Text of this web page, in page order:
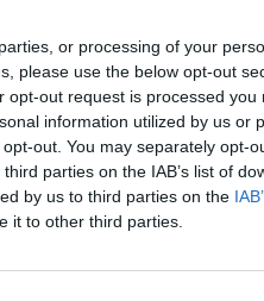
or processing of your
please use the below opt-out
opt-out request is processed you
information utilized by us or
out. You may separately opt-
parties on the IAB’s list of
by us to third parties on the
it to other third parties.